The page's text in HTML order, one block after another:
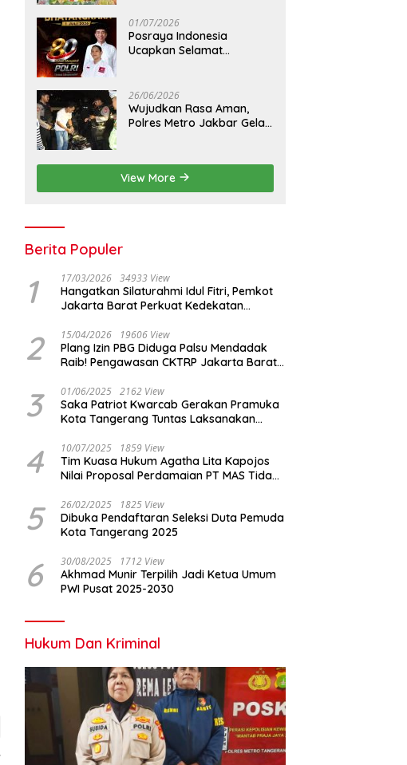
01/07/2026
Posraya Indonesia
Ucapkan Selamat
Polri Menjaga Kamtibmas
26/06/2026
Wujudkan Rasa Aman,
Polres Metro Jakbar Gelar
View More
Berita Populer
1 17/03/2026 34933 View
Hangatkan Silaturahmi Idul Fitri, Pemkot
Jakarta Barat Perkuat Kedekatan
2 15/04/2026 19606 View
Plang Izin PBG Diduga Palsu Mendadak
Raib! Pengawasan CKTRP Jakarta Barat
3 01/06/2025 2162 View
Saka Patriot Kwarcab Gerakan Pramuka
Kota Tangerang Tuntas Laksanakan
4 10/07/2025 1859 View
Tim Kuasa Hukum Agatha Lita Kapojos
Nilai Proposal Perdamaian PT MAS Tidak
5 26/02/2025 1825 View
Dibuka Pendaftaran Seleksi Duta Pemuda
Kota Tangerang 2025
6 30/08/2025 1712 View
Akhmad Munir Terpilih Jadi Ketua Umum
PWI Pusat 2025-2030
Hukum Dan Kriminal